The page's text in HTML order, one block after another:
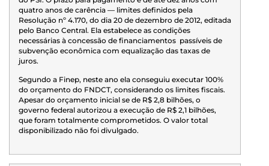
quatro anos de carência — limites definidos pela
Resolução nº 4.170, do dia 20 de dezembro de 2012, editada
pelo Banco Central. Ela estabelece as condições
necessárias à concessão de financiamentos passíveis de
subvenção econômica com equalização das taxas de
juros.
Segundo a Finep, neste ano ela conseguiu executar 100%
do orçamento do FNDCT, considerando os limites fiscais.
Apesar do orçamento inicial se de R$ 2,8 bilhões, o
governo federal autorizou a execução de R$ 2,1 bilhões,
que foram totalmente comprometidos. O valor total
disponibilizado não foi divulgado.